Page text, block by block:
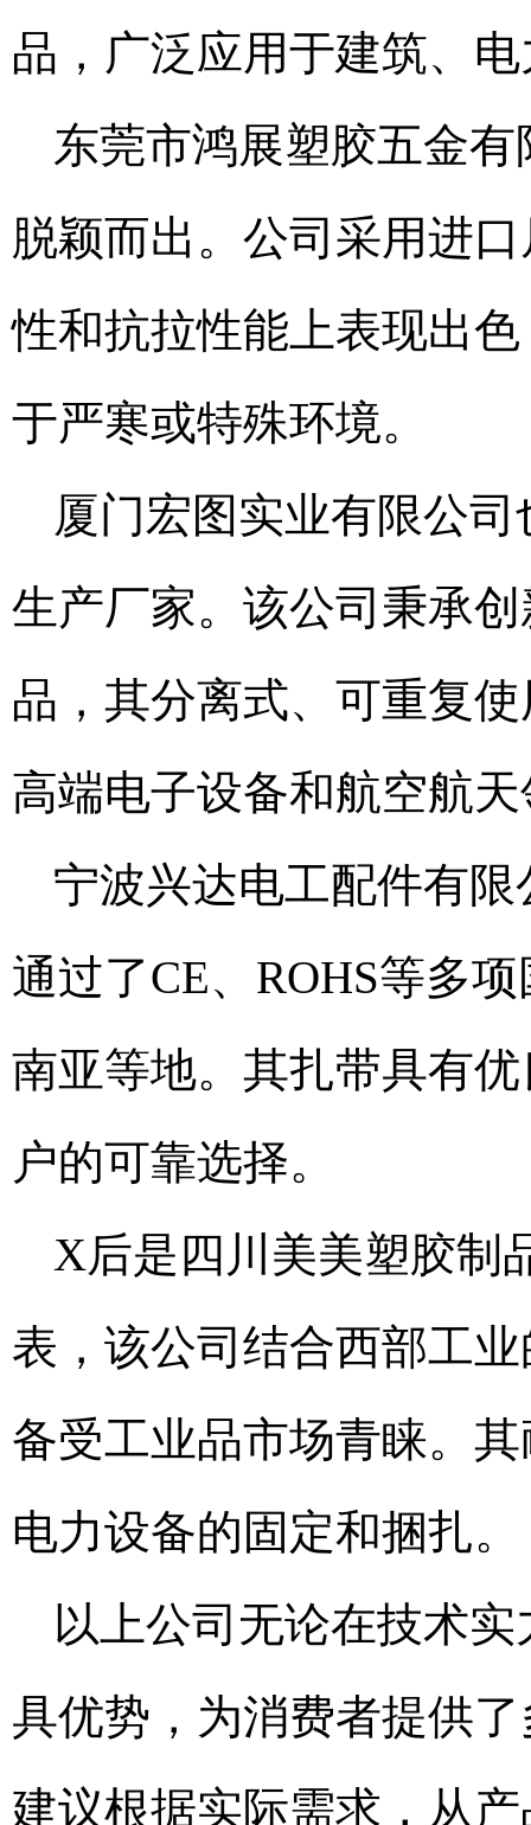
品，广泛应用于建筑、
东莞市鸿展塑胶五金
脱颖而出。公司采用进
性和抗拉性能上表现出
于严寒或特殊环境。
厦门宏图实业有限公
生产厂家。该公司秉承
品，其分离式、可重复
高端电子设备和航空航
宁波兴达电工配件有
通过了CE、ROHS等多
南亚等地。其扎带具有
户的可靠选择。
X后是四川美美塑胶制
表，该公司结合西部工
备受工业品市场青睐。
电力设备的固定和捆扎。
以上公司无论在技术
具优势，为消费者提供
建议根据实际需求，从